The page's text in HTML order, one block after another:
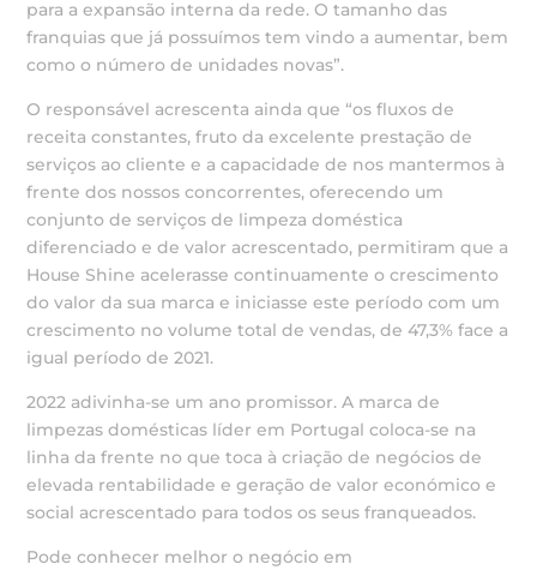
para a expansão interna da rede. O tamanho das
franquias que já possuímos tem vindo a aumentar, bem
como o número de unidades novas”.
O responsável acrescenta ainda que “os fluxos de
receita constantes, fruto da excelente prestação de
serviços ao cliente e a capacidade de nos mantermos à
frente dos nossos concorrentes, oferecendo um
conjunto de serviços de limpeza doméstica
diferenciado e de valor acrescentado, permitiram que a
House Shine acelerasse continuamente o crescimento
do valor da sua marca e iniciasse este período com um
crescimento no volume total de vendas, de 47,3% face a
igual período de 2021.
2022 adivinha-se um ano promissor. A marca de
limpezas domésticas líder em Portugal coloca-se na
linha da frente no que toca à criação de negócios de
elevada rentabilidade e geração de valor económico e
social acrescentado para todos os seus franqueados.
Pode conhecer melhor o negócio em